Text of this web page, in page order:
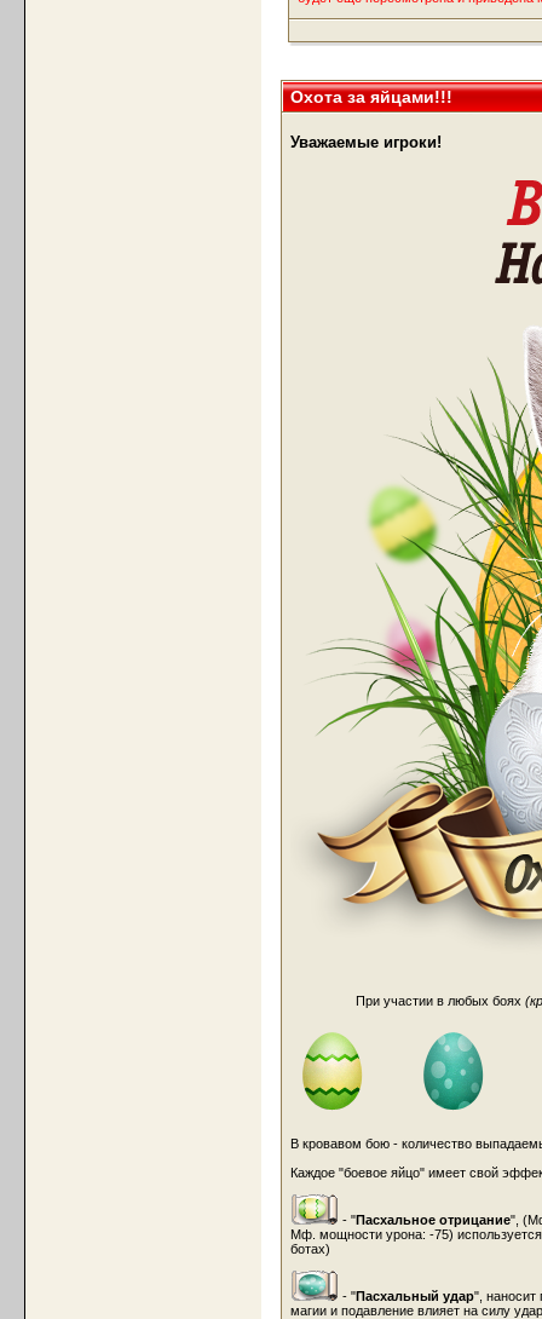
Охота за яйцами!!!
Уважаемые игроки!
При участии в любых боях
В кровавом бою - количество
Каждое "боевое яйцо" имеет свой
- "Пасхальное отрицание",
Мф. мощности урона: -75) используется
ботах)
- "Пасхальный удар", наносит
магии и подавление влияет на силу